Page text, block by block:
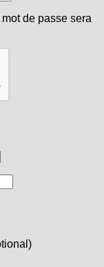
de passe sera